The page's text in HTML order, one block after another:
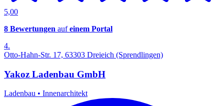
5,00
8 Bewertungen aufeinem Portal
4.
Otto-Hahn-Str. 17, 63303 Dreieich (Sprendlingen)
Yakoz Ladenbau GmbH
Ladenbau • Innenarchitekt